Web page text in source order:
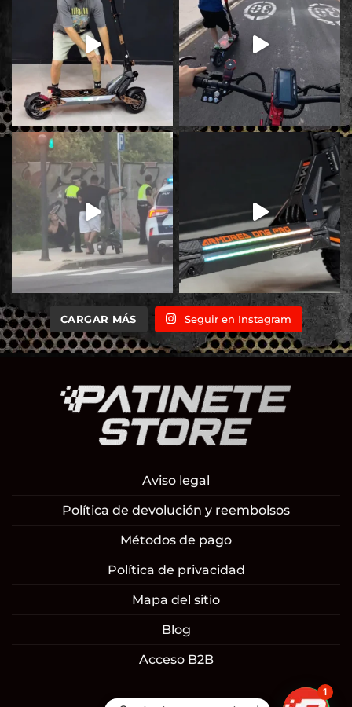
CARGAR MÁS Seguir en Instagram
Aviso legal
Política de devolución y reembolsos
Métodos de pago
Política de privacidad
Mapa del sitio
Blog
Acceso B2B
1